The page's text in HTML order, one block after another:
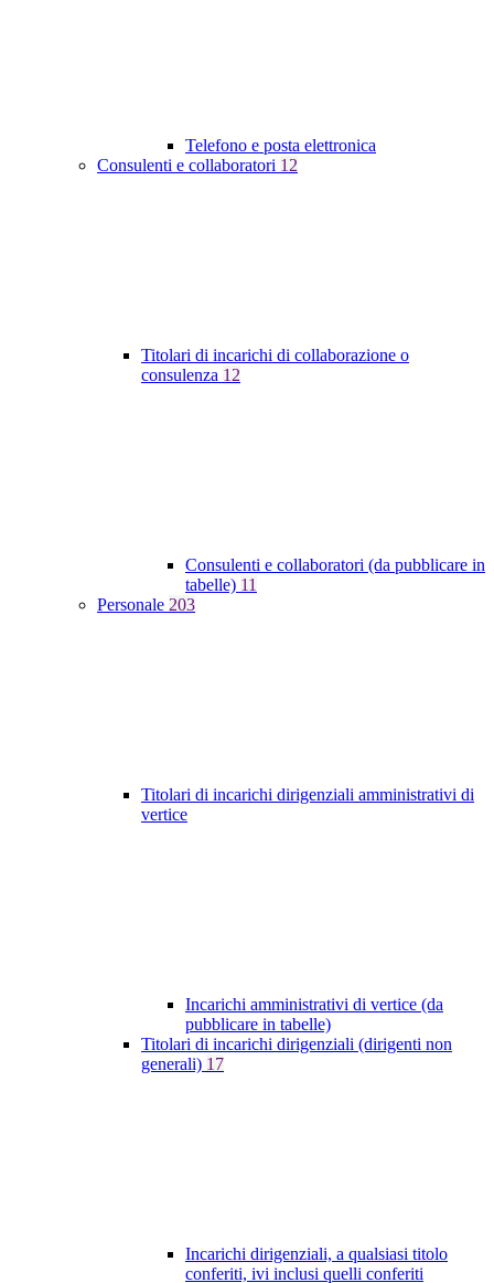
Telefono e posta elettronica
Consulenti e collaboratori 12
Titolari di incarichi di collaborazione o
consulenza 12
Consulenti e collaboratori (da pubblicare in
tabelle) 11
Personale 203
Titolari di incarichi dirigenziali amministrativi di
vertice
Incarichi amministrativi di vertice (da
pubblicare in tabelle)
Titolari di incarichi dirigenziali (dirigenti non
generali) 17
Incarichi dirigenziali, a qualsiasi titolo
conferiti, ivi inclusi quelli conferiti